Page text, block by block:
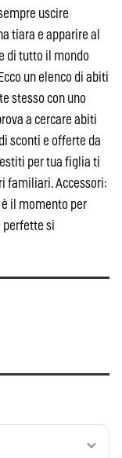
uscire
tiara e apparire al
di tutto il mondo
un elenco di abiti
stesso con uno
a cercare abiti
sconti e offerte da
per tua figlia ti
familiari. Accessori:
il momento per
perfette si